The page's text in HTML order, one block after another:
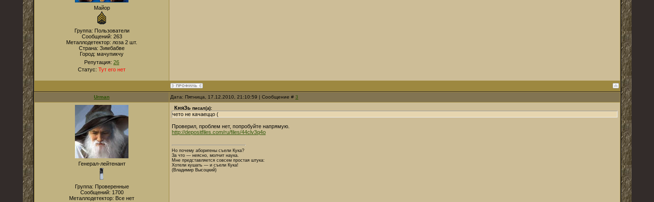
Майор
Группа: Пользователи
Сообщений: 263
Металлодетектор: лоза 2 шт.
Страна: Зимбабве
Город: мачупикчу
Репутация: 26
Статус: Тут его нет
Urman Дата: Пятница, 17.12.2010, 21:10:59 | Сообщение # 3
Генерал-лейтенант
Группа: Проверенные
Сообщений: 1700
Металлодетектор: Все нет
КняЗь писал(а):
чето не качаеццо (
Проверил, проблем нет, попробуйте напрямую.
http://depositfiles.com/ru/files/44clv3q4o
Но почему аборигены съели Кука?
За что — неясно, молчит наука.
Мне представляется совсем простая штука:
Хотели кушать — и съели Кука!
(Владимир Высоцкий)